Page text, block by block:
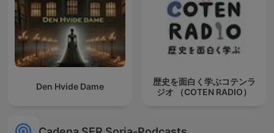
Den Hvide Dame
歴史を面白く学ぶコテンラ
ジオ （COTEN RADIO）